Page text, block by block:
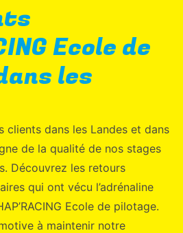
Ecole de
les
clients dans les Landes et dans
de la qualité de nos stages
Découvrez les retours
qui ont vécu l’adrénaline
Ecole de pilotage.
à maintenir notre